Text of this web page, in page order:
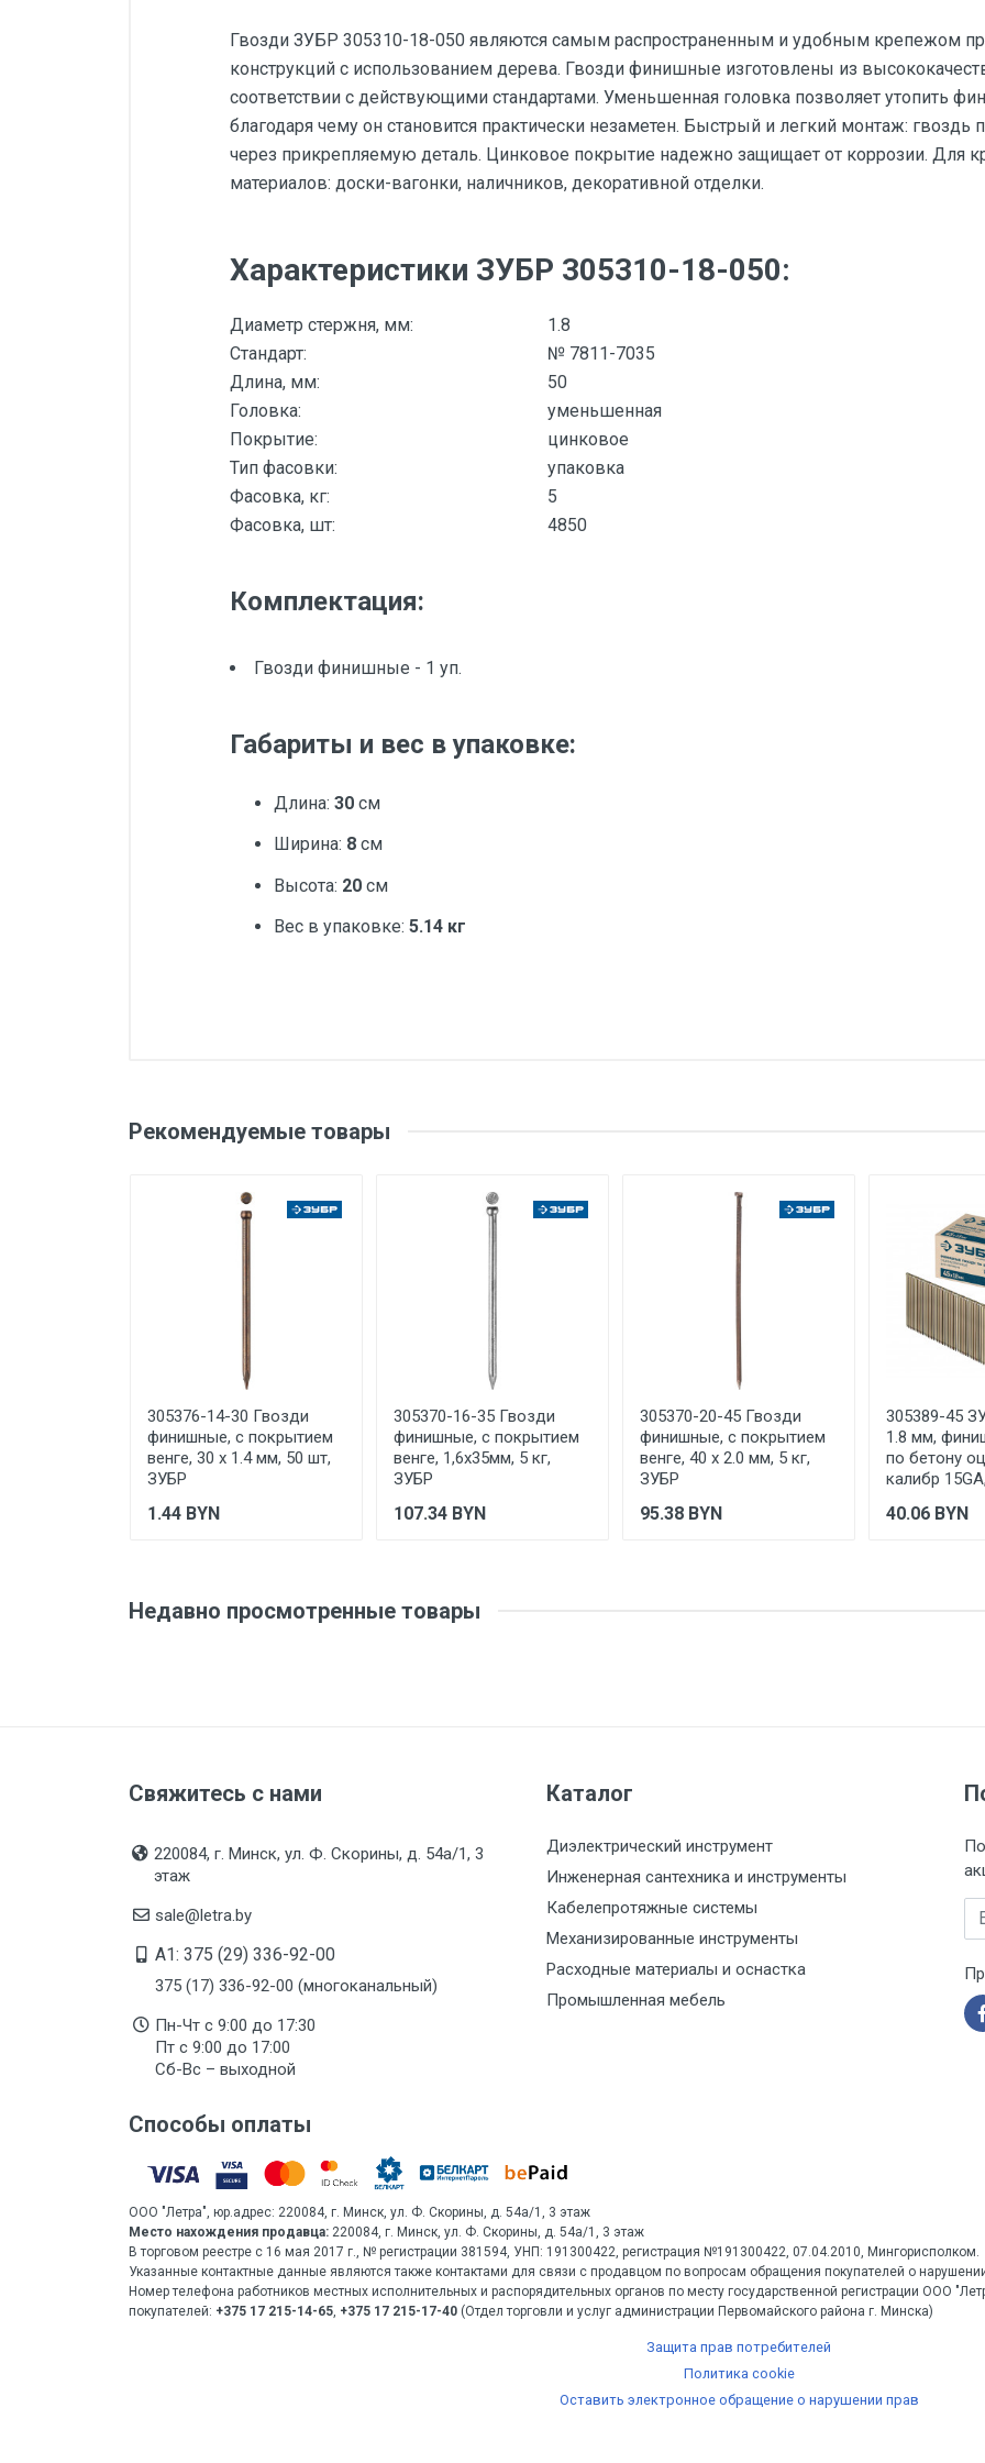
Гвозди ЗУБР 305310-18-050 являются самым распространенным и удобным крепежом
конструкций с использованием дерева. Гвозди финишные изготовлены из
соответствии с действующими стандартами. Уменьшенная головка позволяет утопить
благодаря чему он становится практически незаметен. Быстрый и легкий монтаж: гвоздь
через прикрепляемую деталь. Цинковое покрытие надежно защищает от коррозии. Для
материалов: доски-вагонки, наличников, декоративной отделки.
Характеристики ЗУБР 305310-18-050:
Диаметр стержня, мм:
1.8
Стандарт:
№ 7811-7035
Длина, мм:
50
Головка:
уменьшенная
Покрытие:
цинковое
Тип фасовки:
упаковка
Фасовка, кг:
5
Фасовка, шт:
4850
Комплектация:
Гвозди финишные - 1 уп.
Габариты и вес в упаковке:
Длина: 30 см
Ширина: 8 см
Высота: 20 см
Вес в упаковке: 5.14 кг
Производитель и место
Страна производства
РОССИЯ
Срок службы
соответствия
Товар соответствует требованиям технических регламентов
сертификата/декларации соответствия содержатся в
товару и предоставляются по запросу покупателя
Ваше сообщение
Отправить отзыв
Рекомендуемые товары
305376-14-30 Гвозди
финишные, с покрытием
венге, 30 х 1.4 мм, 50 шт,
ЗУБР
1.44 BYN
305370-16-35 Гвозди
финишные, с покрытием
венге, 1,6х35мм, 5 кг,
ЗУБР
107.34 BYN
305370-20-45 Гвозди
финишные, с покрытием
венге, 40 х 2.0 мм, 5 кг,
ЗУБР
95.38 BYN
305389-45
1.8 мм,
по бетону
калибр
40.06 BYN
Недавно просмотренные товары
Свяжитесь с нами
220084, г. Минск, ул. Ф. Скорины, д. 54а/1, 3
этаж
sale@letra.by
A1: 375 (29) 336-92-00
375 (17) 336-92-00 (многоканальный)
Пн-Чт с 9:00 до 17:30
Пт с 9:00 до 17:00
Сб-Вс – выходной
Каталог
Диэлектрический инструмент
Инженерная сантехника и инструменты
Кабелепротяжные системы
Механизированные инструменты
Расходные материалы и оснастка
Промышленная мебель
Способы оплаты
ООО "Летра", юр.адрес: 220084, г. Минск, ул. Ф. Скорины, д. 54а/1, 3 этаж
Место нахождения продавца: 220084, г. Минск, ул. Ф. Скорины, д. 54а/1, 3 этаж
В торговом реестре с 16 мая 2017 г., № регистрации 381594, УНП: 191300422, регистрация №191300422, 07.04.2010, Мингорисполком.
Указанные контактные данные являются также контактами для связи с продавцом по вопросам обращения покупателей о нарушении
Номер телефона работников местных исполнительных и распорядительных органов по месту государственной регистрации ООО
покупателей: +375 17 215-14-65 +375 17 215-17-40 (Отдел торговли и услуг администрации Первомайского района г. Минска)
Защита прав потребителей
Политика cookie
Оставить электронное обращение о нарушении прав